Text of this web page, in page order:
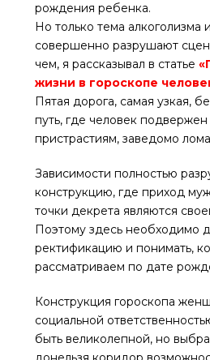
рождения ребенка.
Но только тема алкоголизма
совершенно разрушают
чем, я рассказывал в статье
жизни в гороскопе
Пятая дорога, самая узкая,
путь, где человек
пристрастиям, заведомо
Зависимости полностью
конструкцию, где приход
точки декрета являются
Поэтому здесь необходимо
ректификацию и понимать,
рассматриваем по дате
Конструкция гороскопа
социальной
быть великолепной, но